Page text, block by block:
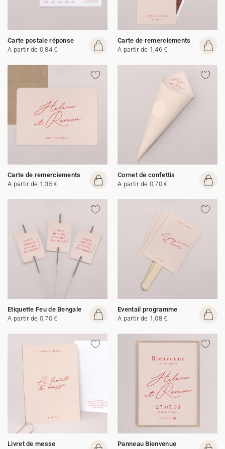
Carte postale réponse
A partir de 0,84 €
Carte de remerciements
A partir de 1,46 €
Carte de remerciements
A partir de 1,35 €
Cornet de confettis
A partir de 0,70 €
Etiquette Feu de Bengale
A partir de 0,70 €
Eventail programme
A partir de 1,08 €
Livret de messe Panneau Bienvenue